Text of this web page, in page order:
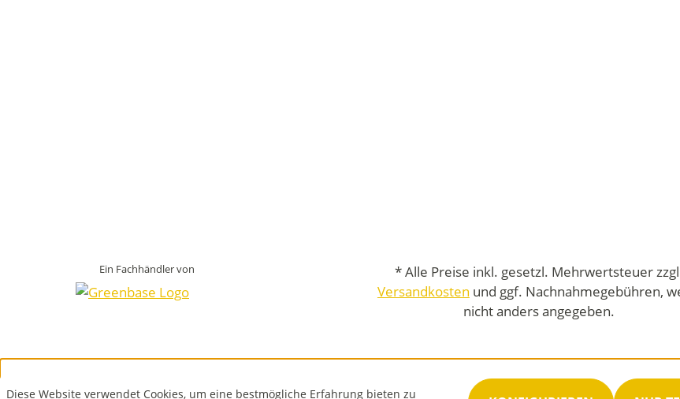
Ein Fachhändler von
* Alle Preise inkl. gesetzl. Mehrwertsteuer
Versandkosten und ggf. Nachnahmegebühren,
nicht anders angegeben.
Diese Website verwendet Cookies, um eine bestmögliche Erfahrung bieten zu